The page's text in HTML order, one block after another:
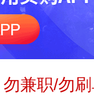
兼职/勿